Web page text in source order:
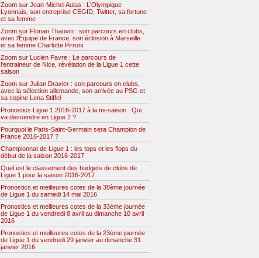
Zoom sur Jean-Michel Aulas : L'Olympique
Lyonnais, son entreprise CEGID, Twitter, sa fortune
et sa femme
Zoom sur Florian Thauvin : son parcours en clubs,
avec l’Équipe de France, son éclosion à Marseille
et sa femme Charlotte Pirroni
Zoom sur Lucien Favre : Le parcours de
l'entraineur de Nice, révélation de la Ligue 1 cette
saison
Zoom sur Julian Draxler : son parcours en clubs,
avec la sélection allemande, son arrivée au PSG et
sa copine Lena Stiffel
Pronostics Ligue 1 2016-2017 à la mi-saison : Qui
va descendre en Ligue 2 ?
Pourquoi le Paris-Saint-Germain sera Champion de
France 2016-2017 ?
Championnat de Ligue 1 : les tops et les flops du
début de la saison 2016-2017
Quel est le classement des budgets de clubs de
Ligue 1 pour la saison 2016-2017
Pronostics et meilleures cotes de la 38ème journée
de Ligue 1 du samedi 14 mai 2016
Pronostics et meilleures cotes de la 33ème journée
de Ligue 1 du vendredi 8 avril au dimanche 10 avril
2016
Pronostics et meilleures cotes de la 23ème journée
de Ligue 1 du vendredi 29 janvier au dimanche 31
janvier 2016